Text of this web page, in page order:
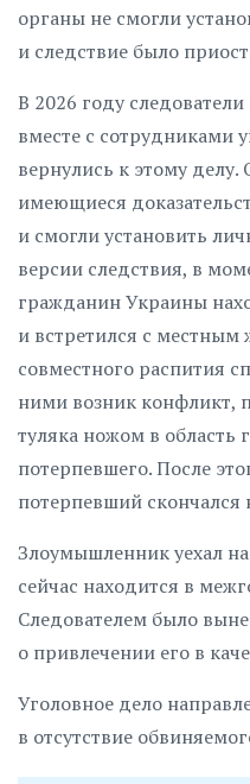
органы не смогли
и следствие было
В 2026 году
вместе с сотрудниками
вернулись к этому
имеющиеся
и смогли установить
версии следствия, в
гражданин Украины
и встретился с местным
совместного распития
ними возник конфликт,
туляка ножом в область
потерпевшего. После
потерпевший скончался
Злоумышленник уехал
сейчас находится в
Следователем было
о привлечении его в
Уголовное дело
в отсутствие